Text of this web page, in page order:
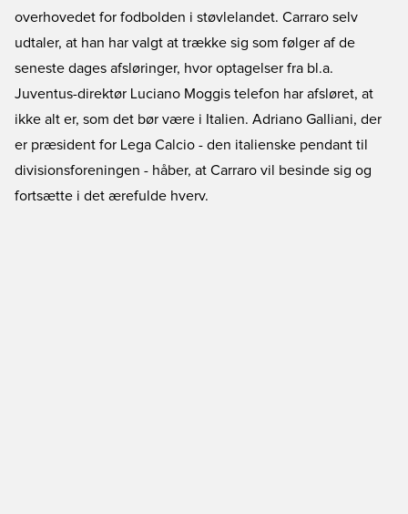
overhovedet for fodbolden i støvlelandet. Carraro selv
udtaler, at han har valgt at trække sig som følger af de
seneste dages afsløringer, hvor optagelser fra bl.a.
Juventus-direktør Luciano Moggis telefon har afsløret, at
ikke alt er, som det bør være i Italien. Adriano Galliani, der
er præsident for Lega Calcio - den italienske pendant til
divisionsforeningen - håber, at Carraro vil besinde sig og
fortsætte i det ærefulde hverv.